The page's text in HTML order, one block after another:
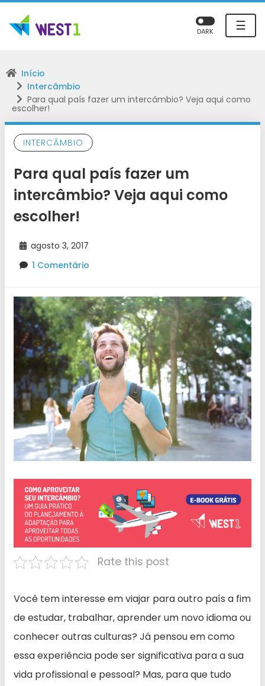
☰
DARK
Início
Intercâmbio
Para qual país fazer um intercâmbio? Veja aqui como
escolher!
INTERCÂMBIO
Para qual país fazer um
intercâmbio? Veja aqui como
escolher!
agosto 3, 2017
1 Comentário
Rate this post
Você tem interesse em viajar para outro país a fim
de estudar, trabalhar, aprender um novo idioma ou
conhecer outras culturas? Já pensou em como
essa experiência pode ser significativa para a sua
vida profissional e pessoal? Mas, para que tudo